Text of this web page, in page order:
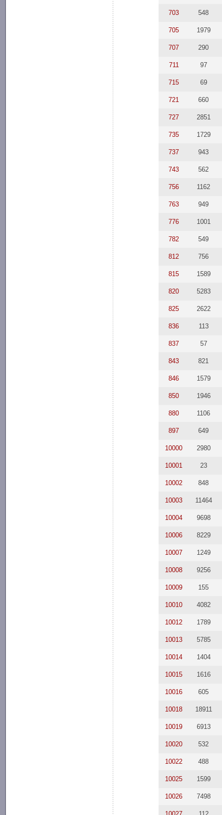
703 548
705 1979
707 290
711 97
715 69
721 660
727 2851
735 1729
737 943
743 562
756 1162
763 949
776 1001
782 549
812 756
815 1589
820 5283
825 2622
836 113
837 57
843 821
846 1579
850 1946
880 1106
897 649
10000 2980
10001 23
10002 848
10003 11464
10004 9698
10006 8229
10007 1249
10008 9256
10009 155
10010 4082
10012 1789
10013 5785
10014 1404
10015 1616
10016 605
10018 18911
10019 6913
10020 532
10022 488
10025 1599
10026 7498